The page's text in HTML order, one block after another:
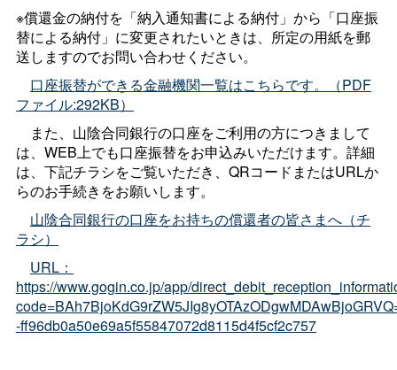
※償還金の納付を「納入通知書による納付」から「口座振
替による納付」に変更されたいときは、所定の用紙を郵
送しますのでお問い合わせください。
口座振替ができる金融機関一覧はこちらです。（PDF
ファイル:292KB）
また、山陰合同銀行の口座をご利用の方につきまして
は、WEB上でも口座振替をお申込みいただけます。詳細
は、下記チラシをご覧いただき、QRコードまたはURLか
らのお手続きをお願いします。
山陰合同銀行の口座をお持ちの償還者の皆さまへ（チ
ラシ）
URL：
https://www.gogin.co.jp/app/
-ff96db0a50e69a5f55847072d8115d4f5cf2c757